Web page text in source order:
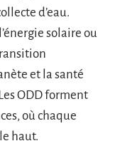
d’eau.
solaire ou
et la santé
ODD forment
où chaque
haut.